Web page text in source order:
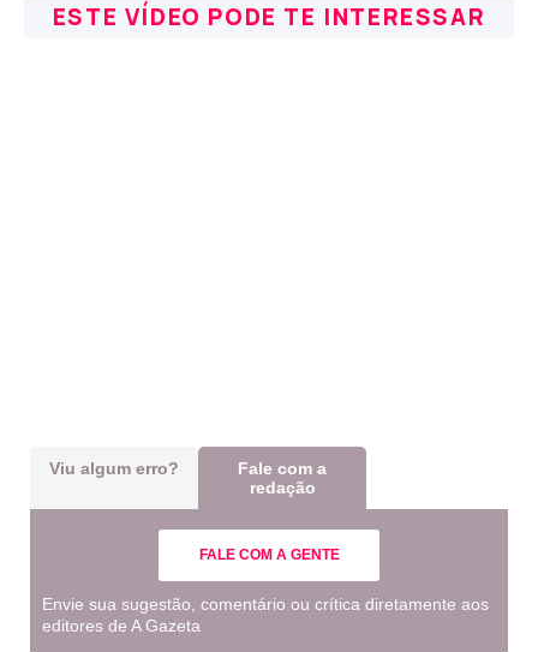
ESTE VÍDEO PODE TE INTERESSAR
Viu algum erro?
Fale com a
redação
FALE COM A GENTE
Envie sua sugestão, comentário ou crítica diretamente aos
editores de A Gazeta